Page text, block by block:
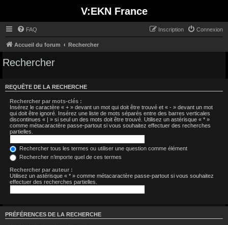
V:EKN France
FAQ Connexion
Inscription
Accueil du forum Rechercher
Rechercher
REQUÊTE DE LA RECHERCHE
Rechercher par mots-clés :
Insérez le caractère « + » devant un mot qui doit être trouvé et « - » devant un mot
qui doit être ignoré. Insérez une liste de mots séparés entre des barres verticales
discontinues « | » si seul un des mots doit être trouvé. Utilisez un astérisque « * »
comme métacaractère passe-partout si vous souhaitez effectuer des recherches
partielles.
Rechercher tous les termes ou utiliser une question comme élément
Rechercher n’importe quel de ces termes
Rechercher par auteur :
Utilisez un astérisque « * » comme métacaractère passe-partout si vous souhaitez
effectuer des recherches partielles.
PRÉFÉRENCES DE LA RECHERCHE